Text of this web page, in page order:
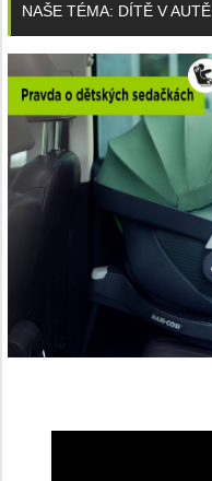
NAŠE TÉMA: DÍTĚ V AUTĚ